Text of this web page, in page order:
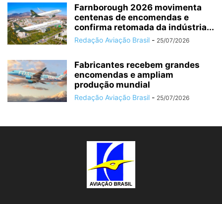
Farnborough 2026 movimenta
centenas de encomendas e
confirma retomada da indústria...
Redação Aviação Brasil - 25/07/2026
Fabricantes recebem grandes
encomendas e ampliam
produção mundial
Redação Aviação Brasil - 25/07/2026